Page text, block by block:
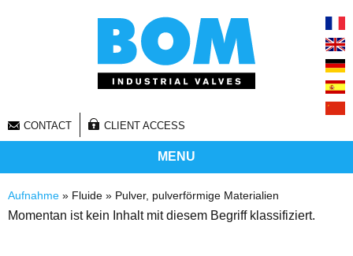
CONTACT CLIENT ACCESS
MENU
Sie sind hier
Aufnahme » Fluide » Pulver, pulverförmige Materialien
Momentan ist kein Inhalt mit diesem Begriff klassifiziert.